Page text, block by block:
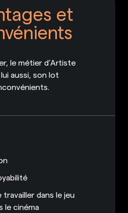
et
le métier d’Artiste
aussi, son lot
travailler dans le jeu
le cinéma